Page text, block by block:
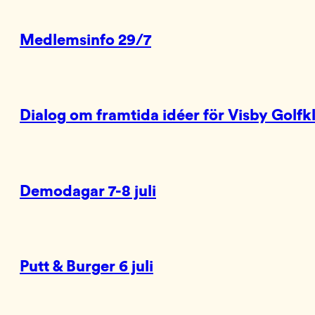
Medlemsinfo 29/7
Dialog om framtida idéer för Visby
Demodagar 7-8 juli
Putt & Burger 6 juli